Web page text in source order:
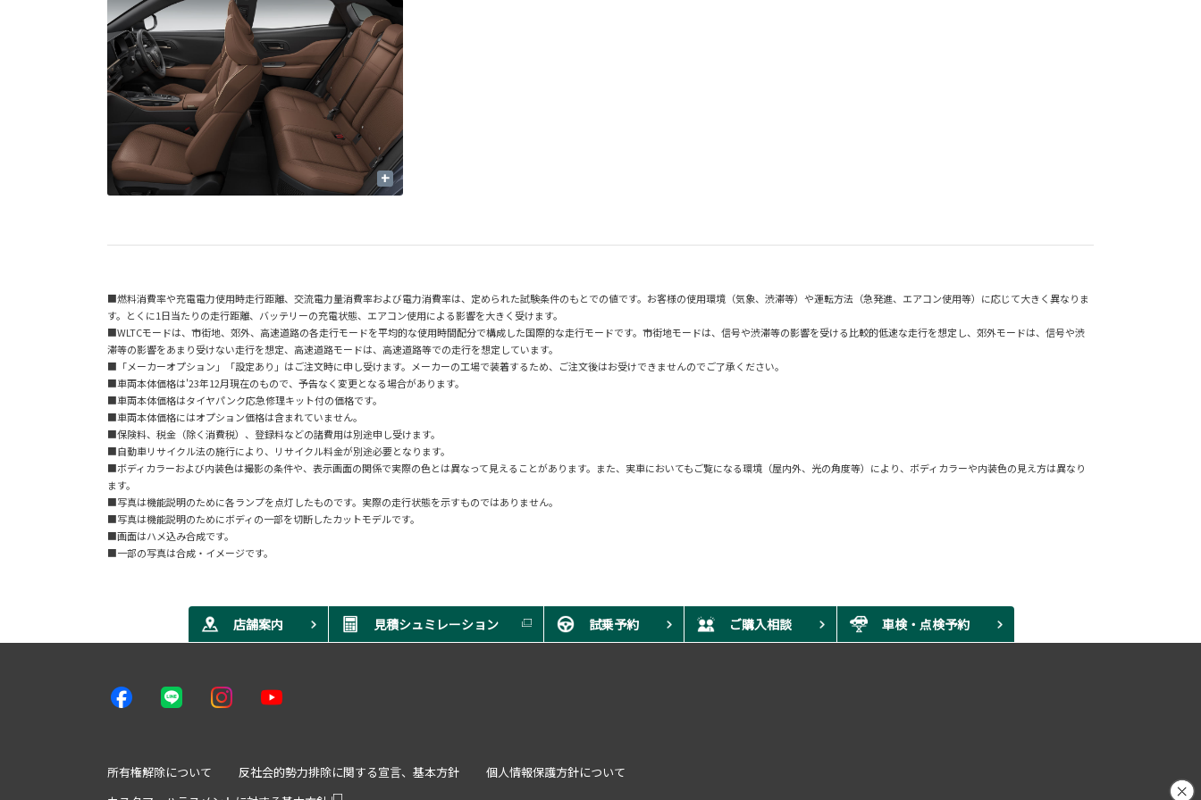
+
■燃料消費率や充電電力使用時走行距離、交流電力量消費率および電力消費率は、定められた試験条件のもとでの値です。お客様の使用環境（気象、渋滞等）や運転方法（急発進、エアコン使用等）に応じて大きく異なりま
す。とくに1日当たりの走行距離、バッテリーの充電状態、エアコン使用による影響を大きく受けます。
■WLTCモードは、市街地、郊外、高速道路の各走行モードを平均的な使用時間配分で構成した国際的な走行モードです。市街地モードは、信号や渋滞等の影響を受ける比較的低速な走行を想定し、郊外モードは、信号や渋
滞等の影響をあまり受けない走行を想定、高速道路モードは、高速道路等での走行を想定しています。
■「メーカーオプション」「設定あり」はご注文時に申し受けます。メーカーの工場で装着するため、ご注文後はお受けできませんのでご了承ください。
■車両本体価格は'23年12月現在のもので、予告なく変更となる場合があります。
■車両本体価格はタイヤパンク応急修理キット付の価格です。
■車両本体価格にはオプション価格は含まれていません。
■保険料、税金（除く消費税）、登録料などの諸費用は別途申し受けます。
■自動車リサイクル法の施行により、リサイクル料金が別途必要となります。
■ボディカラーおよび内装色は撮影の条件や、表示画面の関係で実際の色とは異なって見えることがあります。また、実車においてもご覧になる環境（屋内外、光の角度等）により、ボディカラーや内装色の見え方は異なり
ます。
■写真は機能説明のために各ランプを点灯したものです。実際の走行状態を示すものではありません。
■写真は機能説明のためにボディの一部を切断したカットモデルです。
■画面はハメ込み合成です。
■一部の写真は合成・イメージです。
店舗案内 見積シュミレーション 試乗予約 ご購入相談 車検・点検予約
所有権解除について 反社会的勢力排除に関する宣言、基本方針
個人情報保護方針について